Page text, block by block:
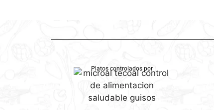
Platos controlados por